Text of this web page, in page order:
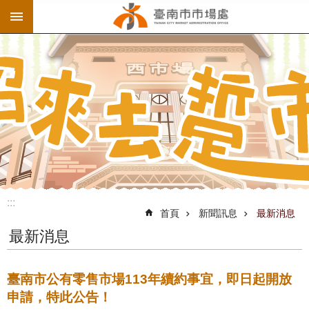
跳到主要內容區塊
:::
首頁 新聞訊息 最新消息
最新消息
臺南市公有零售市場113年續約事宜，即日起開放
申請，特此公告！